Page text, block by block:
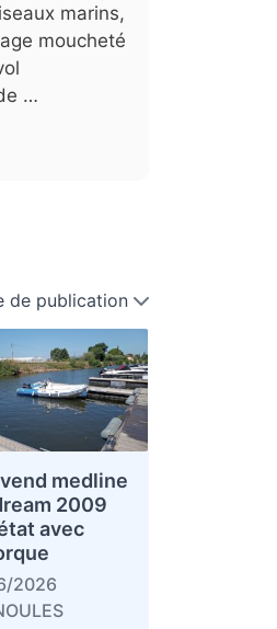
marins,
moucheté
…
de publication
medline
2009
avec
2026